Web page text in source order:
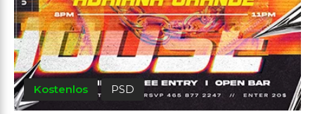
Kostenlos PSD